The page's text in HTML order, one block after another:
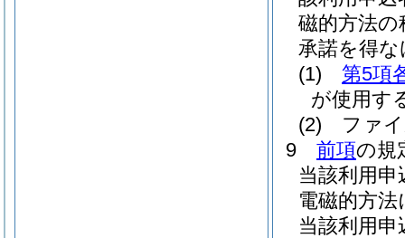
磁的方法
承諾を得
(1)
第5項
が使用す
(2)
ファ
9
前項の規
当該利用
電磁的方
当該利用